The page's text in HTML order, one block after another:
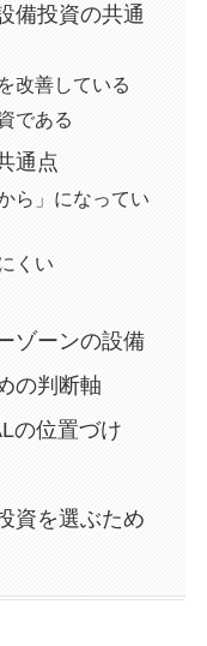
備投資の共通
改善している
である
通点
ら」になってい
くい
ゾーンの設備
の判断軸
の位置づけ
資を選ぶため